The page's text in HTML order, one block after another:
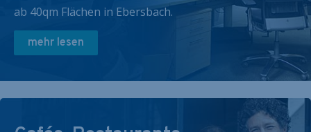
ab 40qm Flächen in Ebersbach.
mehr lesen